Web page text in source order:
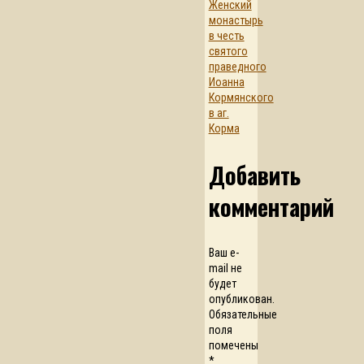
Женский
монастырь
в честь
святого
праведного
Иоанна
Кормянского
в аг.
Корма
Добавить
комментарий
Ваш e-
mail не
будет
опубликован.
Обязательные
поля
помечены
*